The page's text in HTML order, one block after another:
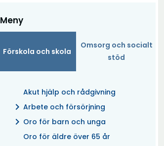
Meny
Förskola och skola
Omsorg och socialt
stöd
Akut hjälp och rådgivning
chevron_right Arbete och försörjning
chevron_right Oro för barn och unga
Oro för äldre över 65 år